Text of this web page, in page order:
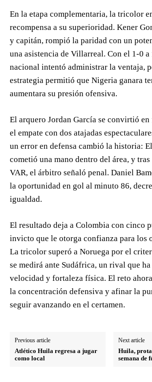
En la etapa complementaria, la tricolor
recompensa a su superioridad. Kener
y capitán, rompió la paridad con un
una asistencia de Villarreal. Con el 1-0
nacional intentó administrar la ventaja,
estrategia permitió que Nigeria ganara
aumentara su presión ofensiva.
El arquero Jordan García se convirtió
el empate con dos atajadas
un error en defensa cambió la historia:
cometió una mano dentro del área, y
VAR, el árbitro señaló penal. Daniel
la oportunidad en gol al minuto 86,
igualdad.
El resultado deja a Colombia con cinco
invicto que le otorga confianza para los
La tricolor superó a Noruega por el
se medirá ante Sudáfrica, un rival que
velocidad y fortaleza física. El reto
la concentración defensiva y afinar la
seguir avanzando en el certamen.
Previous article
Atlético Huila regresa a jugar
como local
Next article
Huila,
semana de